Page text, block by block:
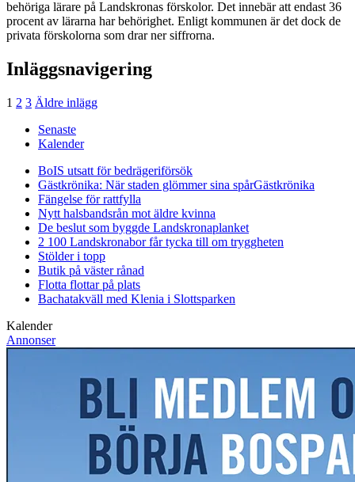
behöriga lärare på Landskronas förskolor. Det innebär att endast 36
procent av lärarna har behörighet. Enligt kommunen är det dock de
privata förskolorna som drar ner siffrorna.
Inläggsnavigering
1 2 3 Äldre inlägg
Senaste
Kalender
BoIS utsatt för bedrägeriförsök
Gästkrönika: När staden glömmer sina spårGästkrönika
Fängelse för rattfylla
Nytt halsbandsrån mot äldre kvinna
De beslut som byggde Landskronaplanket
2 100 Landskronabor får tycka till om tryggheten
Stölder i topp
Butik på väster rånad
Flotta flottar på plats
Bachatakväll med Klenia i Slottsparken
Kalender
Annonser